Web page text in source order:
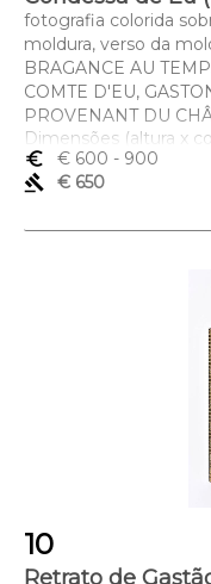
fotografia colorida
moldura, verso da
BRAGANCE AU
COMTE D'EU,
PROVENANT DU
Dimensões (altura x
euro_symbol
€ 600 - 900
gavel
€ 650
10
Retrato de